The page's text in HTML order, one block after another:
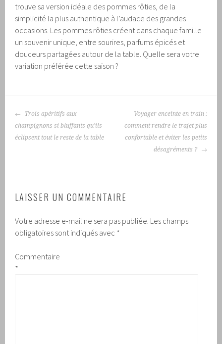
trouve sa version idéale des pommes rôties, de la
simplicité la plus authentique à l’audace des grandes
occasions. Les pommes rôties créent dans chaque famille
un souvenir unique, entre sourires, parfums épicés et
douceurs partagées autour de la table. Quelle sera votre
variation préférée cette saison ?
NAVIGATION
DES
ARTICLES
Trois apéritifs aux
champignons si bluffants qu’ils
éclipsent tout le reste de la table
Voyager enceinte en train :
comment rendre le trajet plus
confortable et éviter les petits
désagréments ?
LAISSER UN COMMENTAIRE
Votre adresse e-mail ne sera pas publiée. Les champs
obligatoires sont indiqués avec *
Commentaire
*